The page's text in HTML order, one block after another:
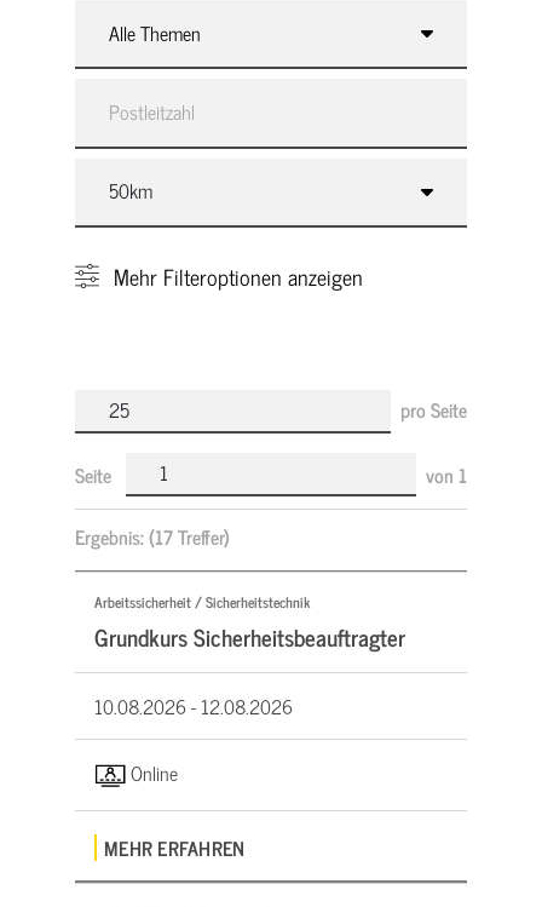
Alle Themen
Mehr Filteroptionen anzeigen
pro Seite
Seite von 1
Ergebnis:(17 Treffer)
Arbeitssicherheit / Sicherheitstechnik
Grundkurs Sicherheitsbeauftragter
10.08.2026 -12.08.2026
Online
MEHR ERFAHREN